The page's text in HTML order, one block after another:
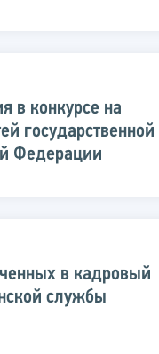
в конкурсе на
государственной
Федерации
в кадровый
службы